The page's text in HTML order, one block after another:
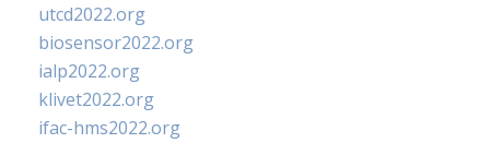
utcd2022.org
biosensor2022.org
ialp2022.org
klivet2022.org
ifac-hms2022.org